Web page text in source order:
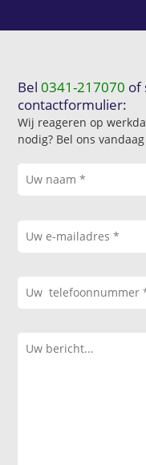
Bel0341-217070 of
contactformulier:
Wij reageren op
nodig? Bel ons